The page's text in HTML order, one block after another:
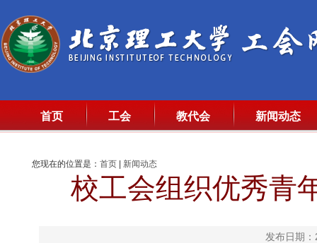
首页 工会 教代会 新闻动态
您现在的位置是： 首页 新闻动态
校工会组织优秀青
发布日期